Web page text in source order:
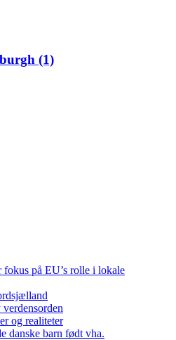
(1)
på EU’s rolle i lokale
og realiteter
danske barn født vha.